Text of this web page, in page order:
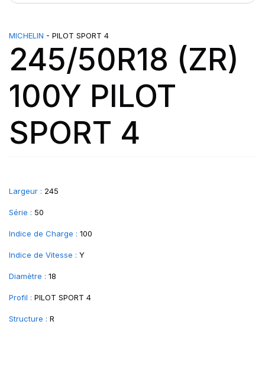
MICHELIN - PILOT SPORT 4
245/50R18 (ZR)
100Y PILOT
SPORT 4
Largeur : 245
Série : 50
Indice de Charge : 100
Indice de Vitesse : Y
Diamètre : 18
Profil : PILOT SPORT 4
Structure : R